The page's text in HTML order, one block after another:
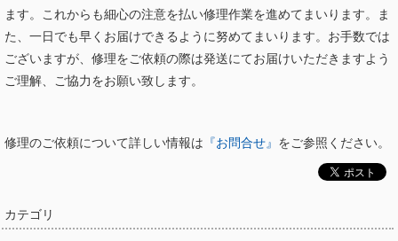
ます。これからも細心の注意を払い修理作業を進めてまいります。ま
た、一日でも早くお届けできるように努めてまいります。お手数では
ございますが、修理をご依頼の際は発送にてお届けいただきますよう
ご理解、ご協力をお願い致します。
修理のご依頼について詳しい情報は 『お問合せ』 をご参照ください。
カテゴリ